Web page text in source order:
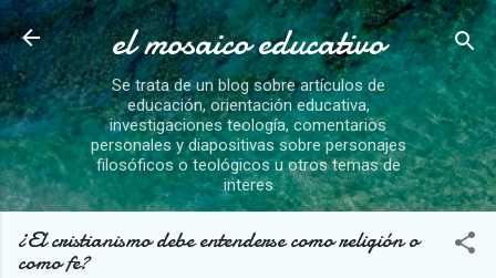
Ir al contenido principal
el mosaico educativo
Se trata de un blog sobre artículos de
educación, orientación educativa,
investigaciones teología, comentarios
personales y diapositivas sobre personajes
filosóficos o teológicos u otros temas de
interes
¿El cristianismo debe entenderse como religión o
como fe?